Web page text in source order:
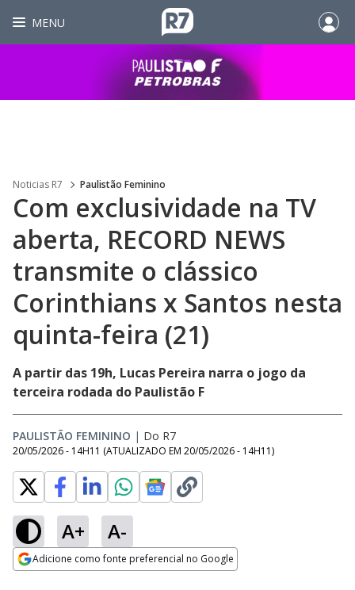
MENU
Noticias R7 Paulistão Feminino
Com exclusividade na TV
aberta, RECORD NEWS
transmite o clássico
Corinthians x Santos nesta
quinta-feira (21)
A partir das 19h, Lucas Pereira narra o jogo da
terceira rodada do Paulistão F
PAULISTÃO FEMININO | Do R7
20/05/2026 - 14H11 (ATUALIZADO EM 20/05/2026 - 14H11)
A+ A-
Adicione como fonte preferencial no Google